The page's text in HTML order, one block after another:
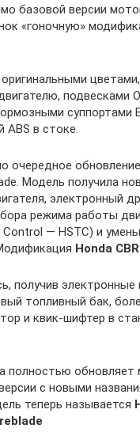
базовой версии
«гоночную»
подвесками
суппортами
ABS в стоке.
очередное
Модель получила
электронный
режима работы
Control — HSTC) и
Honda
получив электронные
топливный бак,
и квик-шифтер в
полностью обновляет
с новыми
теперь называется